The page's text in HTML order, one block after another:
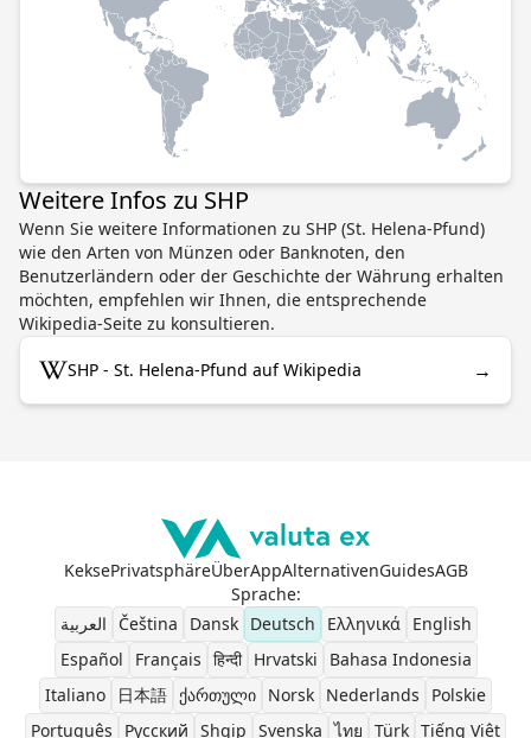
Weitere Infos zu SHP
Wenn Sie weitere Informationen zu SHP (St. Helena-Pfund)
wie den Arten von Münzen oder Banknoten, den
Benutzerländern oder der Geschichte der Währung erhalten
möchten, empfehlen wir Ihnen, die entsprechende
Wikipedia-Seite zu konsultieren.
SHP - St. Helena-Pfund auf Wikipedia →
KeksePrivatsphäreÜberAppAlternativenGuidesAGB
Sprache:
العربية
Čeština Dansk Deutsch Ελληνικά
English
Español
Français हिन्दी Hrvatski
Bahasa Indonesia
Italiano
日本語 ქართული Norsk Nederlands
Polskie
Português
Pусский Shqip Svenska ไทย Türk Tiếng Việt